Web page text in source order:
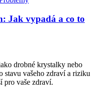
Jak vypadá a co to
drobné krystalky nebo
stavu vašeho zdraví a riziku
pro vaše zdraví.